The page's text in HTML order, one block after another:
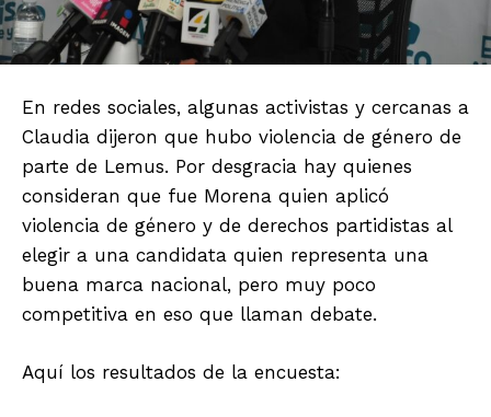
En redes sociales, algunas activistas y cercanas a
Claudia dijeron que hubo violencia de género de
parte de Lemus. Por desgracia hay quienes
consideran que fue Morena quien aplicó
violencia de género y de derechos partidistas al
elegir a una candidata quien representa una
buena marca nacional, pero muy poco
competitiva en eso que llaman debate.
Aquí los resultados de la encuesta: